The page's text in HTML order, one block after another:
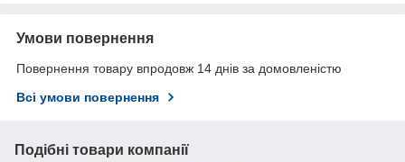
Умови повернення
Повернення товару впродовж 14 днів за домовленістю
Всі умови повернення
Подібні товари компанії